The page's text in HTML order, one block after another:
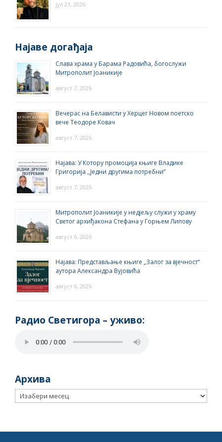
јул 21, 2026
Најаве догађаја
Слава храма у Барама Радовића, богослужи
Митрополит Јоаникије
август 7, 2026
Вечерас на Белависти у Херцег Новом поетско
вече Теодоре Ковач
август 7, 2026
Најава: У Котору промоција књиге Владике
Григорија ,,Једни другима потребни”
август 7, 2026
Митрополит Јоаникије у недјељу служи у храму
Светог архиђакона Стефана у Горњем Липову
август 6, 2026
Најава: Представљање књиге „Залог за вјечност“
аутора Александра Вујовића
август 6, 2026
Радио Светигора – yживо:
Архива
Архива